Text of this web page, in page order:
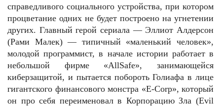
справедливого социального устройства, при котором
процветание одних не будет построено на угнетении
других. Главный герой сериала — Эллиот Алдерсон
(Рами Малек) — типичный «маленький человек»,
молодой программист, в начале истории работает в
небольшой фирме «AllSafe», занимающейся
киберзащитой, и пытается побороть Голиафа в лице
гигантского финансового монстра «Е-Corp», который
он про себя переименовал в Корпорацию Зла (Evil